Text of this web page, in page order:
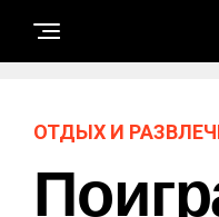
ОТДЫХ И